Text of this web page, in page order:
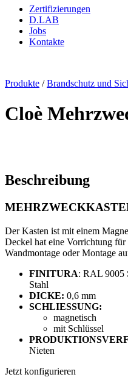
Zertifizierungen
D.LAB
Jobs
Kontakte
Produkte /Brandschutz und
Cloè
Beschreibung
Der Kasten ist mit einem
Deckel hat eine Vorrichtung für
Wandmontage oder Montage
FINITURA: RAL 9005
Stahl
DICKE: 0,6 mm
SCHLIESSUNG:
magnetisch
mit Schlüssel
Nieten
Jetzt konfigurieren